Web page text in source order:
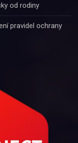
od rodiny
pravidel ochrany